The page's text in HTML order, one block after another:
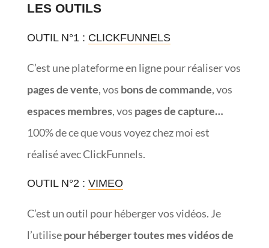
LES OUTILS
OUTIL N°1 : CLICKFUNNELS
C’est une plateforme en ligne pour réaliser vos
pages de vente, vos bons de commande, vos
espaces membres, vos pages de capture…
100% de ce que vous voyez chez moi est
réalisé avec ClickFunnels.
OUTIL N°2 : VIMEO
C’est un outil pour héberger vos vidéos. Je
l’utilisepour héberger toutes mes vidéos de